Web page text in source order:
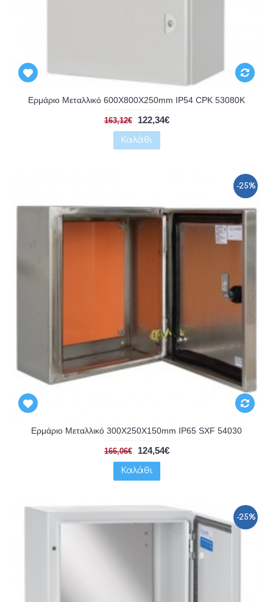
Ερμάριο Μεταλλικό 600X800X250mm IP54 CPK 53080K
163,12€ 122,34€
Καλάθι
-25%
Ερμάριο Μεταλλικό 300X250X150mm IP65 SXF 54030
166,06€ 124,54€
Καλάθι
-25%